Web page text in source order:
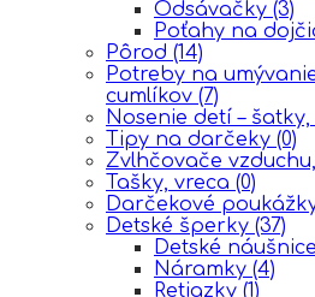
Odsávačky (3)
Poťahy na
Pôrod (14)
Potreby na
cumlíkov (7)
Nosenie detí –
Tipy na darčeky (0)
Zvlhčovače
Tašky, vreca (0)
Darčekové
Detské šperky (37)
Detské náušnice
Náramky (4)
Retiazky (1)